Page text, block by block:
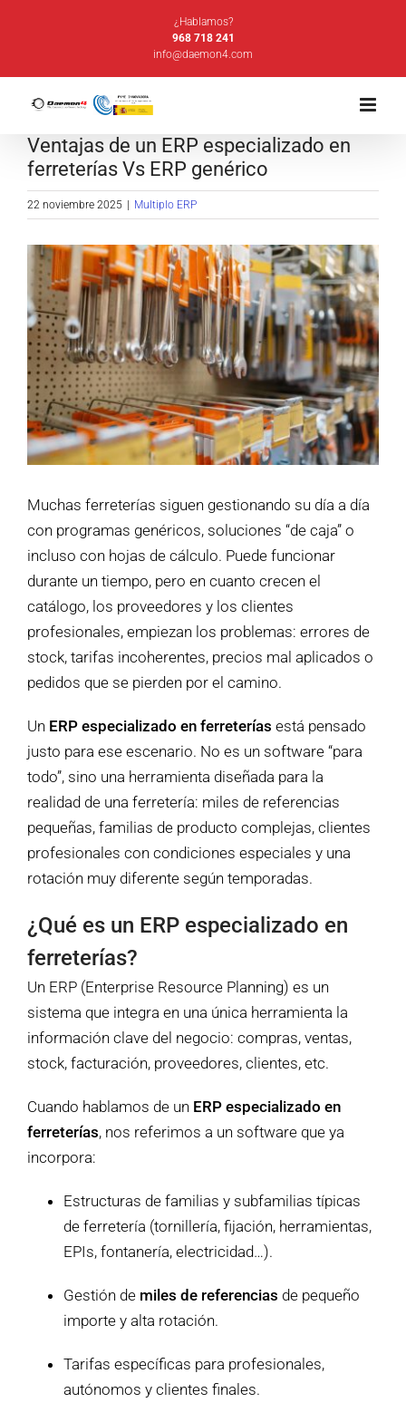
¿Hablamos?
968 718 241
info@daemon4.com
Ventajas de un ERP especializado en
ferreterías Vs ERP genérico
22 noviembre 2025 Multiplo ERP
Ver
imagen
más
grande
Muchas ferreterías siguen gestionando su día a día
con programas genéricos, soluciones “de caja” o
incluso con hojas de cálculo. Puede funcionar
durante un tiempo, pero en cuanto crecen el
catálogo, los proveedores y los clientes
profesionales, empiezan los problemas: errores de
stock, tarifas incoherentes, precios mal aplicados o
pedidos que se pierden por el camino.
Un ERP especializado en ferreterías está pensado
justo para ese escenario. No es un software “para
todo”, sino una herramienta diseñada para la
realidad de una ferretería: miles de referencias
pequeñas, familias de producto complejas, clientes
profesionales con condiciones especiales y una
rotación muy diferente según temporadas.
¿Qué es un ERP especializado en
ferreterías?
Un ERP (Enterprise Resource Planning) es un
sistema que integra en una única herramienta la
información clave del negocio: compras, ventas,
stock, facturación, proveedores, clientes, etc.
Cuando hablamos de un ERP especializado en
ferreterías, nos referimos a un software que ya
incorpora:
Estructuras de familias y subfamilias típicas
de ferretería (tornillería, fijación, herramientas,
EPIs, fontanería, electricidad…).
Gestión de miles de referencias de pequeño
importe y alta rotación.
Tarifas específicas para profesionales,
autónomos y clientes finales.